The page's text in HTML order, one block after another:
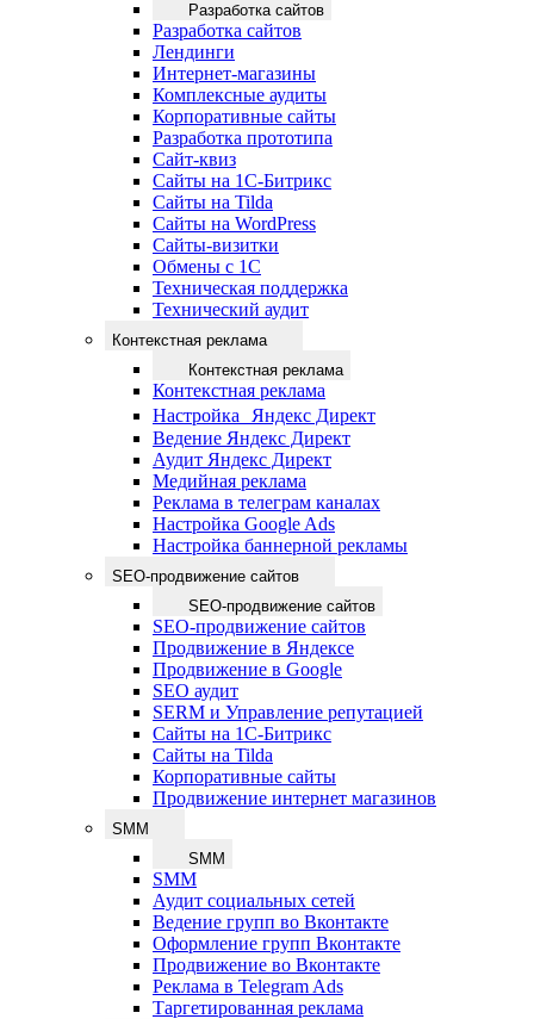
Разработка сайтов
Разработка сайтов
Лендинги
Интернет-магазины
Комплексные аудиты
Корпоративные сайты
Разработка прототипа
Сайт-квиз
Сайты на 1С-Битрикс
Сайты на Tilda
Сайты на WordPress
Сайты-визитки
Обмены с 1С
Техническая поддержка
Технический аудит
Контекстная реклама
Контекстная реклама
Контекстная реклама
Настройка Яндекс Директ
Ведение Яндекс Директ
Аудит Яндекс Директ
Медийная реклама
Реклама в телеграм каналах
Настройка Google Ads
Настройка баннерной рекламы
SEO-продвижение сайтов
SEO-продвижение сайтов
SEO-продвижение сайтов
Продвижение в Яндексе
Продвижение в Google
SEO аудит
SERM и Управление репутацией
Сайты на 1С-Битрикс
Сайты на Tilda
Корпоративные сайты
Продвижение интернет магазинов
SMM
SMM
SMM
Аудит социальных сетей
Ведение групп во Вконтакте
Оформление групп Вконтакте
Продвижение во Вконтакте
Реклама в Telegram Ads
Таргетированная реклама